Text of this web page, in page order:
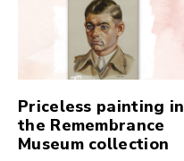
Priceless painting in
the Remembrance
Museum collection